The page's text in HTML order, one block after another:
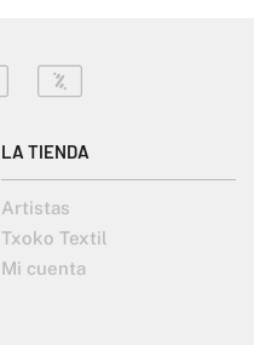
LA TIENDA
Artistas
Txoko Textil
Mi cuenta